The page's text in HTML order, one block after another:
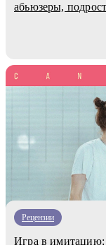
абьюзеры,
Рецензии
Игра в